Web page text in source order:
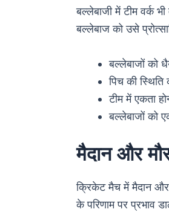
बल्लेबाजी में टीम वर्क
बल्लेबाज को उसे
बल्लेबाजों को
पिच की स्थिति
टीम में एकता
बल्लेबाजों को
मैदान और
क्रिकेट मैच में मैदान और
के परिणाम पर प्रभाव